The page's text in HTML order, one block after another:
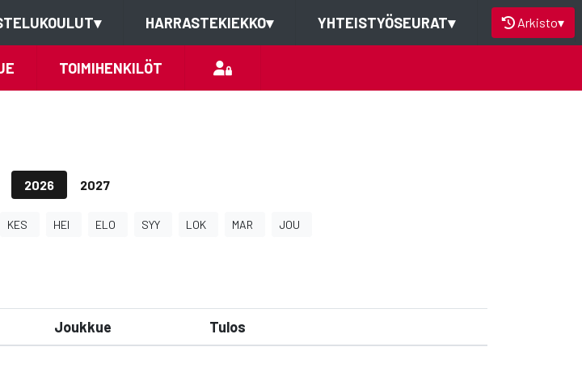
▾ HARRASTEKIEKKO▾ YHTEISTYÖSEURAT▾ Arkisto▾
TOIMIHENKILÖT
2026 2027
KES HEI ELO SYY LOK MAR JOU
Joukkue Tulos